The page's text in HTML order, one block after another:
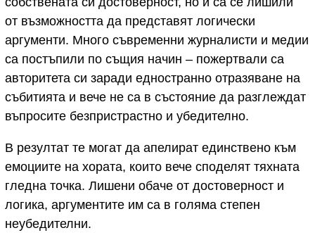
от възможността да представят логически
аргументи. Много съвременни журналисти и медии
са постъпили по същия начин – пожертвали са
авторитета си заради едностранно отразяване на
събитията и вече не са в състояние да разглеждат
въпросите безпристрастно и убедително.
В резултат те могат да апелират единствено към
емоциите на хората, които вече споделят тяхната
гледна точка. Лишени обаче от достоверност и
логика, аргументите им са в голяма степен
неубедителни.